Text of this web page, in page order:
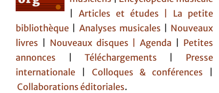
|Articles et études | La petite
bibliothèque
Analyses musicales
Nouveaux
livres
Nouveaux disques |Agenda
Petites
annonces
Téléchargements
Presse
internationale
Colloques & conférences
Collaborations éditoriales.